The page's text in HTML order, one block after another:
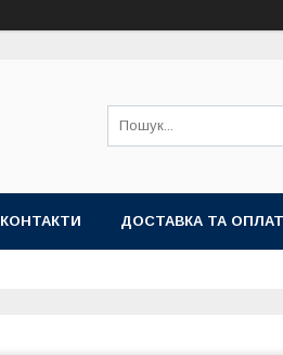
КОНТАКТИ ДОСТАВКА ТА